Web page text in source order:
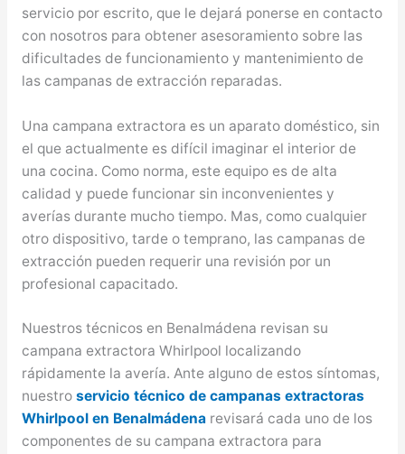
servicio por escrito, que le dejará ponerse en contacto
con nosotros para obtener asesoramiento sobre las
dificultades de funcionamiento y mantenimiento de
las campanas de extracción reparadas.
Una campana extractora es un aparato doméstico, sin
el que actualmente es difícil imaginar el interior de
una cocina. Como norma, este equipo es de alta
calidad y puede funcionar sin inconvenientes y
averías durante mucho tiempo. Mas, como cualquier
otro dispositivo, tarde o temprano, las campanas de
extracción pueden requerir una revisión por un
profesional capacitado.
Nuestros técnicos en Benalmádena revisan su
campana extractora Whirlpool localizando
rápidamente la avería. Ante alguno de estos síntomas,
nuestro servicio técnico de campanas extractoras
Whirlpool en Benalmádenarevisará cada uno de los
componentes de su campana extractora para